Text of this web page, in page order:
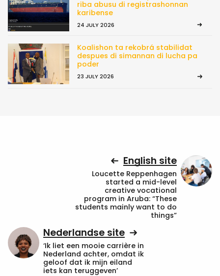
riba abusu di registrashonnan
karibense
24 JULY 2026
Koalishon ta rekobrá stabilidat
despues di simannan di lucha pa
poder
23 JULY 2026
English site
Loucette Reppenhagen
started a mid-level
creative vocational
program in Aruba: “These
students mainly want to do
things”
Nederlandse site
‘Ik liet een mooie carrière in
Nederland achter, omdat ik
geloof dat ik mijn eiland
iets kan teruggeven’